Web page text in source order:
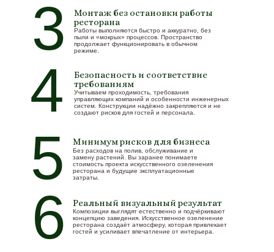
3
4
6
Композиции выглядят естественно и подчёркивают
концепцию заведения. Искусственное озеленение
ресторана создаёт атмосферу, которая привлекает
гостей и усиливает впечатление от интерьера.
Реальный визуальный результат
5
Без расходов на полив, обслуживание и
замену растений. Вы заранее понимаете
стоимость проекта искусственного озеленения
ресторана и будущие эксплуатационные
затраты.
Минимум рисков для бизнеса
Учитываем проходимость, требования
управляющих компаний и особенности инженерных
систем. Конструкции надёжно закрепляются и не
создают рисков для гостей и персонала.
Безопасность и соответствие
требованиям
Работы выполняются быстро и аккуратно, без
пыли и «мокрых» процессов. Пространство
продолжает функционировать в обычном
режиме.
Монтаж без остановки работы
ресторана